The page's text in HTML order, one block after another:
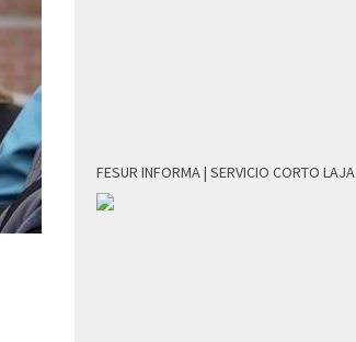
FESUR INFORMA | SERVICIO CORTO LAJA